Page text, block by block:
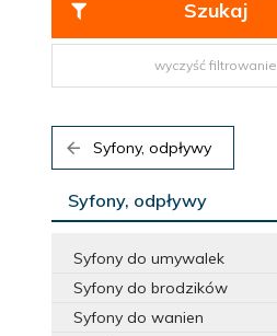
Szukaj
wyczyść filtrowanie
Syfony, odpływy
Syfony, odpływy
Syfony do umywalek
Syfony do brodzików
Syfony do wanien